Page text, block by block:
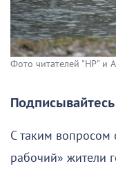
Фото читателей "НР" и
С таким вопросом
рабочий» жители